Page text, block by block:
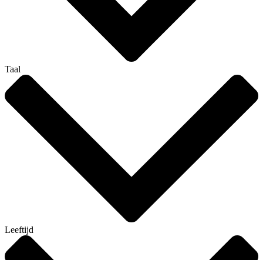
Taal
Leeftijd